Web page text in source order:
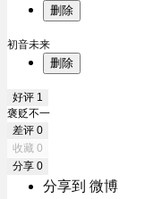
删除
初音未来
删除
好评 1
褒贬不一
差评 0
收藏 0
分享 0
分享到 微博